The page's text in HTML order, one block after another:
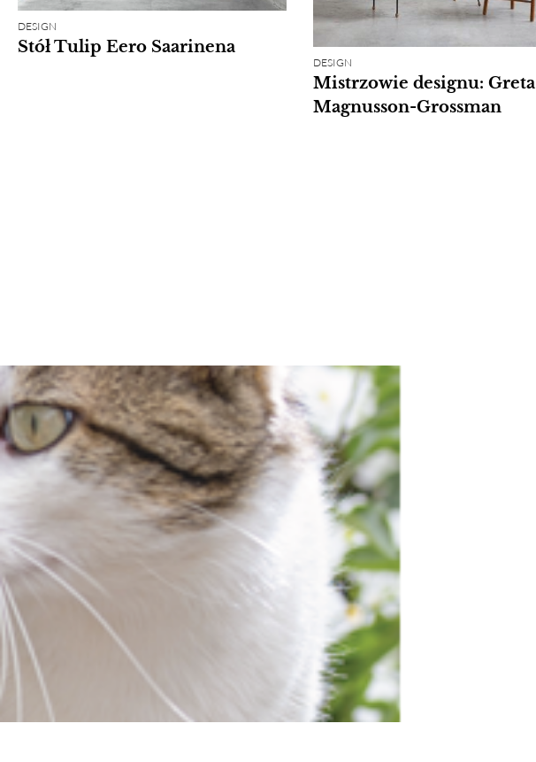
DESIGN
Stół Tulip Eero Saarinena
DESIGN
Mistrzowie designu: Greta
Magnusson-Grossman